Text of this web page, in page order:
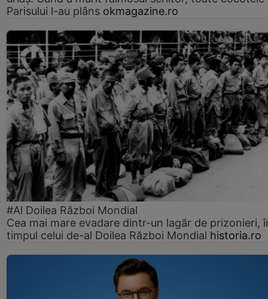
Parisului l-au plâns okmagazine.ro
#Al Doilea Război Mondial
Cea mai mare evadare dintr-un lagăr de prizonieri,
timpul celui de-al Doilea Război Mondial historia.ro